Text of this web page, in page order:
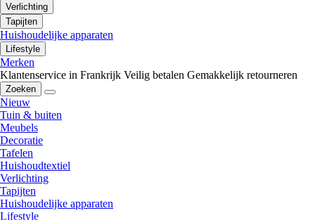
Verlichting
Tapijten
Huishoudelijke apparaten
Lifestyle
Merken
Klantenservice in Frankrijk Veilig betalen Gemakkelijk retourneren
Zoeken
Nieuw
Tuin & buiten
Meubels
Decoratie
Tafelen
Huishoudtextiel
Verlichting
Tapijten
Huishoudelijke apparaten
Lifestyle